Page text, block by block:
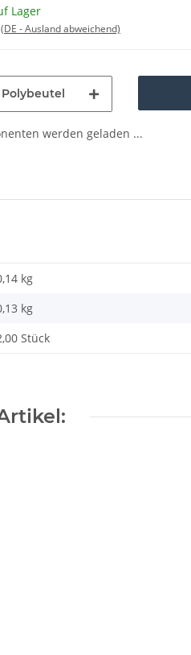
Lager
(DE - Ausland abweichend)
Polybeutel
werden geladen ...
kg
kg
Stück